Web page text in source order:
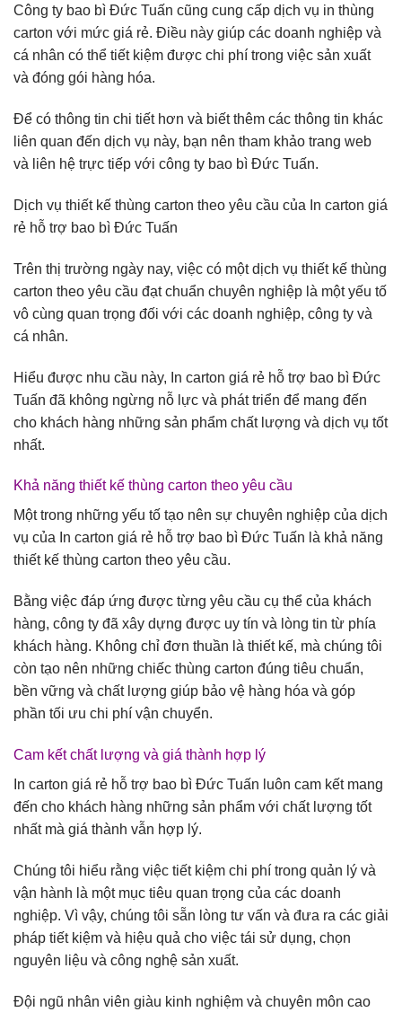
Công ty bao bì Đức Tuấn cũng cung cấp dịch vụ in thùng
carton với mức giá rẻ. Điều này giúp các doanh nghiệp và
cá nhân có thể tiết kiệm được chi phí trong việc sản xuất
và đóng gói hàng hóa.
Để có thông tin chi tiết hơn và biết thêm các thông tin khác
liên quan đến dịch vụ này, bạn nên tham khảo trang web
và liên hệ trực tiếp với công ty bao bì Đức Tuấn.
Dịch vụ thiết kế thùng carton theo yêu cầu của In carton giá
rẻ hỗ trợ bao bì Đức Tuấn
Trên thị trường ngày nay, việc có một dịch vụ thiết kế thùng
carton theo yêu cầu đạt chuẩn chuyên nghiệp là một yếu tố
vô cùng quan trọng đối với các doanh nghiệp, công ty và
cá nhân.
Hiểu được nhu cầu này, In carton giá rẻ hỗ trợ bao bì Đức
Tuấn đã không ngừng nỗ lực và phát triển để mang đến
cho khách hàng những sản phẩm chất lượng và dịch vụ tốt
nhất.
Khả năng thiết kế thùng carton theo yêu cầu
Một trong những yếu tố tạo nên sự chuyên nghiệp của dịch
vụ của In carton giá rẻ hỗ trợ bao bì Đức Tuấn là khả năng
thiết kế thùng carton theo yêu cầu.
Bằng việc đáp ứng được từng yêu cầu cụ thể của khách
hàng, công ty đã xây dựng được uy tín và lòng tin từ phía
khách hàng. Không chỉ đơn thuần là thiết kế, mà chúng tôi
còn tạo nên những chiếc thùng carton đúng tiêu chuẩn,
bền vững và chất lượng giúp bảo vệ hàng hóa và góp
phần tối ưu chi phí vận chuyển.
Cam kết chất lượng và giá thành hợp lý
In carton giá rẻ hỗ trợ bao bì Đức Tuấn luôn cam kết mang
đến cho khách hàng những sản phẩm với chất lượng tốt
nhất mà giá thành vẫn hợp lý.
Chúng tôi hiểu rằng việc tiết kiệm chi phí trong quản lý và
vận hành là một mục tiêu quan trọng của các doanh
nghiệp. Vì vậy, chúng tôi sẵn lòng tư vấn và đưa ra các giải
pháp tiết kiệm và hiệu quả cho việc tái sử dụng, chọn
nguyên liệu và công nghệ sản xuất.
Đội ngũ nhân viên giàu kinh nghiệm và chuyên môn cao